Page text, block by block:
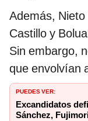
Además,
Castillo y
Sin embargo,
que envolvían
PUEDES VER:
Excandidatos
Sánchez,